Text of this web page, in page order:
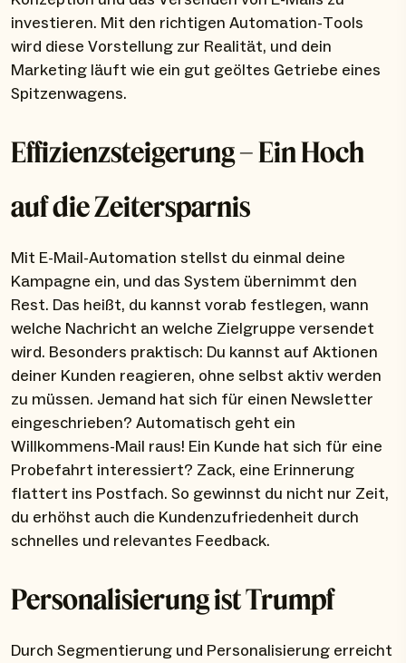
investieren. Mit den richtigen Automation-Tools
wird diese Vorstellung zur Realität, und dein
Marketing läuft wie ein gut geöltes Getriebe eines
Spitzenwagens.
Effizienzsteigerung – Ein Hoch
auf die Zeitersparnis
Mit E-Mail-Automation stellst du einmal deine
Kampagne ein, und das System übernimmt den
Rest. Das heißt, du kannst vorab festlegen, wann
welche Nachricht an welche Zielgruppe versendet
wird. Besonders praktisch: Du kannst auf Aktionen
deiner Kunden reagieren, ohne selbst aktiv werden
zu müssen. Jemand hat sich für einen Newsletter
eingeschrieben? Automatisch geht ein
Willkommens-Mail raus! Ein Kunde hat sich für eine
Probefahrt interessiert? Zack, eine Erinnerung
flattert ins Postfach. So gewinnst du nicht nur Zeit,
du erhöhst auch die Kundenzufriedenheit durch
schnelles und relevantes Feedback.
Personalisierung ist Trumpf
Durch Segmentierung und Personalisierung erreicht